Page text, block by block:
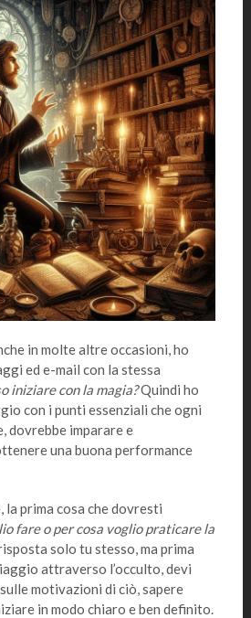
in molte altre occasioni, ho
ed e-mail con la stessa
iniziare con la magia?Quindi ho
con i punti essenziali che ogni
dovrebbe imparare e
una buona performance
prima cosa che dovresti
fare o per cosa voglio praticare la
solo tu stesso, ma prima
attraverso l’occulto, devi
motivazioni di ciò, sapere
in modo chiaro e ben definito.